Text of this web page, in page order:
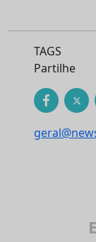
TAGS
Partilhe